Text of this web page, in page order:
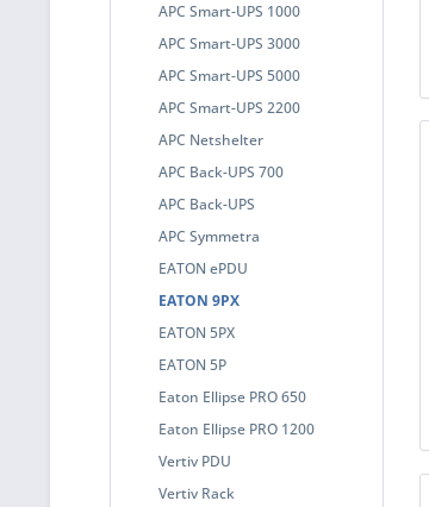
APC Smart-UPS 1000
APC Smart-UPS 3000
APC Smart-UPS 5000
APC Smart-UPS 2200
APC Netshelter
APC Back-UPS 700
APC Back-UPS
APC Symmetra
EATON ePDU
EATON 9PX
EATON 5PX
EATON 5P
Eaton Ellipse PRO 650
Eaton Ellipse PRO 1200
Vertiv PDU
Vertiv Rack